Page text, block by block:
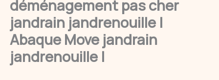
déménagement pas cher
jandrain jandrenouille |
Abaque Move jandrain
jandrenouille |